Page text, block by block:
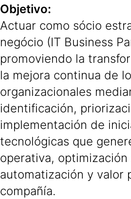
Objetivo:
Actuar como sócio
negócio (IT Business
promoviendo la
la mejora continua de
organizacionales
identificación,
implementación de
tecnológicas que
operativa, optimización
automatización y valor
compañía.